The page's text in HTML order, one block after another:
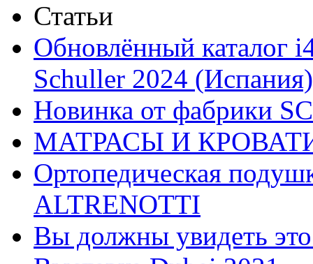
Статьи
Обновлённый каталог
Schuller 2024 (Испания)
Новинка от фабрики
МАТРАСЫ И
Ортопедическая
ALTRENOTTI
Вы должны увидеть